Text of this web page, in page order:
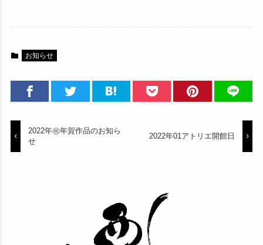
お知らせ
2022年㊗️年賀作品のお知ら
せ
2022年01アトリエ開館日